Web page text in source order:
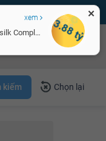
Cho thuê nhà nhanh
kiếm Chọn lại
✕
xem
Vừa thương lượng giá mua căn hộ Goldsilk Complex 3.88 tỷ